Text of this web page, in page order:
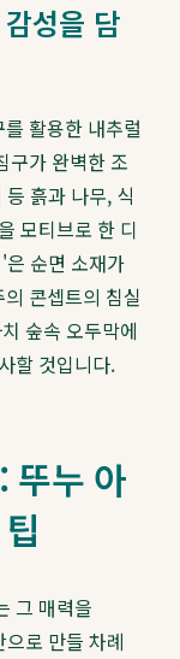
성을 담
활용한 내추럴
구가 완벽한 조
흙과 나무, 식
모티브로 한 디
순면 소재가
콘셉트의 침실
숲속 오두막에
할 것입니다.
뚜누 아
그 매력을
로 만들 차례